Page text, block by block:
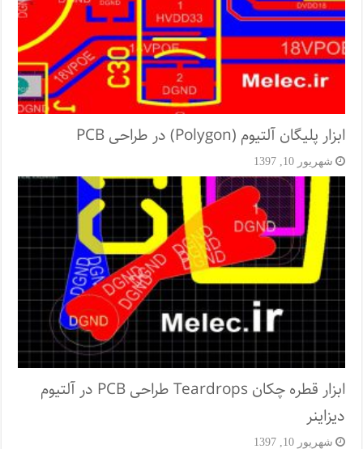
ابزار پلیگان آلتیوم (Polygon) در طراحی PCB
شهریور 10, 1397
ابزار قطره چکان Teardrops طراحی PCB در آلتیوم
دیزاینر
شهریور 10, 1397